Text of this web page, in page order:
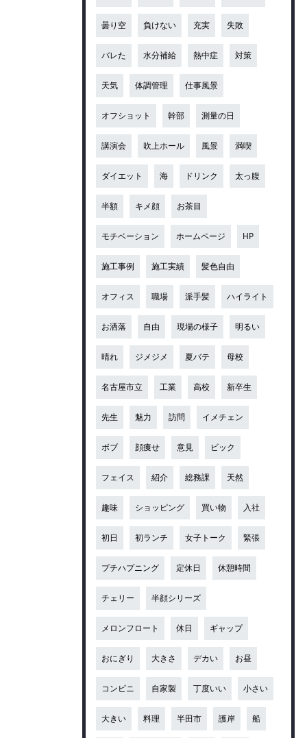
曇り空 負けない 充実 失敗
バレた 水分補給 熱中症 対策
天気 体調管理 仕事風景
オフショット 幹部 測量の日
講演会 吹上ホール 風景 満喫
ダイエット 海 ドリンク 太っ腹
半額 キメ顔 お茶目
モチベーション ホームページ HP
施工事例 施工実績 髪色自由
オフィス 職場 派手髪 ハイライト
お洒落 自由 現場の様子 明るい
晴れ ジメジメ 夏バテ 母校
名古屋市立 工業 高校 新卒生
先生 魅力 訪問 イメチェン
ボブ 顔痩せ 意見 ビック
フェイス 紹介 総務課 天然
趣味 ショッピング 買い物 入社
初日 初ランチ 女子トーク 緊張
プチハプニング 定休日 休憩時間
チェリー 半顔シリーズ
メロンフロート 休日 ギャップ
おにぎり 大きさ デカい お昼
コンビニ 自家製 丁度いい 小さい
大きい 料理 半田市 護岸 船